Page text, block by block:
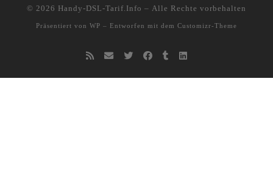
© 2026 Handy-DSL-Tarif.Info – Alle Rechte vorbehalten
Präsentiert von WP – Entworfen mit dem Customizr-Theme